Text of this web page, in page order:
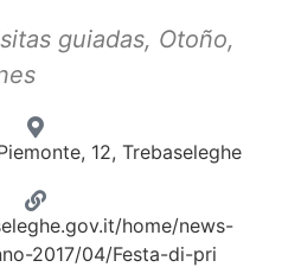
guiadas, Otoño,
12, Trebaseleghe
home/news-
2017/04/Festa-di-pri